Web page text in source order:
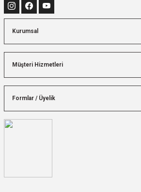
Kurumsal
Müşteri Hizmetleri
Formlar / Üyelik